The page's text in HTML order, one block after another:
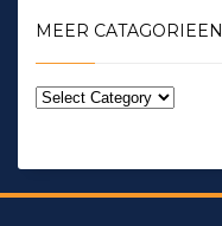
MEER CATAGORIEEN